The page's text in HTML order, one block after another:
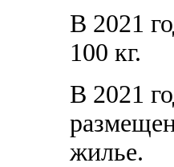
В 2021
100 кг.
В 2021
жилье.